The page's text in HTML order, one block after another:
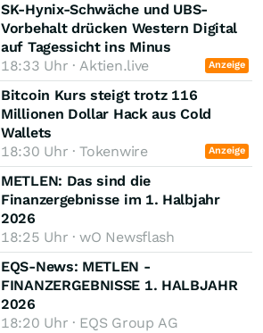
SK-Hynix-Schwäche und UBS-
Vorbehalt drücken Western Digital
auf Tagessicht ins Minus
18:33 Uhr · Aktien.live
Anzeige
Bitcoin Kurs steigt trotz 116
Millionen Dollar Hack aus Cold
Wallets
18:30 Uhr · Tokenwire
Anzeige
METLEN: Das sind die
Finanzergebnisse im 1. Halbjahr
2026
18:25 Uhr · wO Newsflash
EQS-News: METLEN -
FINANZERGEBNISSE 1. HALBJAHR
2026
18:20 Uhr · EQS Group AG